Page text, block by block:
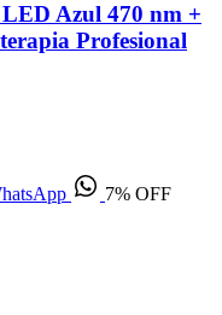
Azul 470 nm +
Profesional
7% OFF